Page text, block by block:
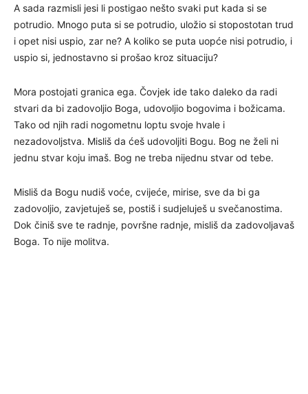
A sada razmisli jesi li postigao nešto svaki put kada si se
potrudio. Mnogo puta si se potrudio, uložio si stopostotan trud
i opet nisi uspio, zar ne? A koliko se puta uopće nisi potrudio, i
uspio si, jednostavno si prošao kroz situaciju?
Mora postojati granica ega. Čovjek ide tako daleko da radi
stvari da bi zadovoljio Boga, udovoljio bogovima i božicama.
Tako od njih radi nogometnu loptu svoje hvale i
nezadovoljstva. Misliš da ćeš udovoljiti Bogu. Bog ne želi ni
jednu stvar koju imaš. Bog ne treba nijednu stvar od tebe.
Misliš da Bogu nudiš voće, cvijeće, mirise, sve da bi ga
zadovoljio, zavjetuješ se, postiš i sudjeluješ u svečanostima.
Dok činiš sve te radnje, površne radnje, misliš da zadovoljavaš
Boga. To nije molitva.